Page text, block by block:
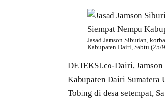
Jasad Jamson Siburian,
Kabupaten Dairi, Sabtu (25/
DETEKSI.co-Dairi,
Kabupaten Dairi Sumatera
Tobing di desa setempat,